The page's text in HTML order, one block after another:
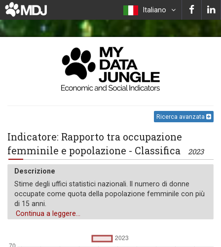
Italiano
Ricerca avanzata
Indicatore: Rapporto tra occupazione
femminile e popolazione - Classifica
2023
Descrizione
Stime degli uffici statistici nazionali. Il numero di donne
occupate come quota della popolazione femminile con più
di 15 anni.
Unità di misura
Operatore
Continua a leggere...